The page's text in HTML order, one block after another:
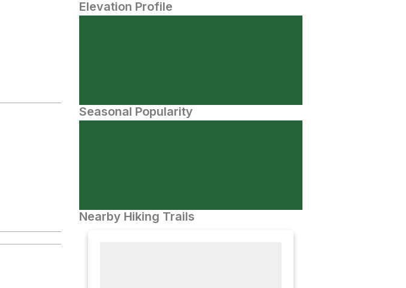
Elevation Profile
Seasonal Popularity
Nearby Hiking Trails